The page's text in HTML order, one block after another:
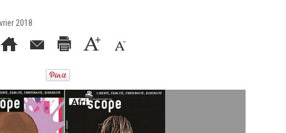
2018